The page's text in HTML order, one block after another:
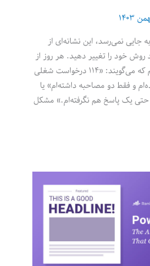
نمی‌رسد، این نشانه‌ای از
خود را تغییر دهید. هر روز از
افرادی پیام دریافت می‌کنم که می‌گویند: «۱۱۴ درخواست شغلی
و فقط دو مصاحبه داشته‌ام» یا
حتی یک پاسخ هم نگرفته‌ام.» مشکل